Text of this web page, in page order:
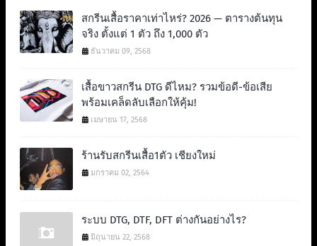
สกรีนเสื้อราคาเท่าไหร่? 2026 — ตารางต้นทุน
จริง ตั้งแต่ 1 ตัว ถึง 1,000 ตัว
ธันวาคม 09, 2568
เสื้อขาวสกรีน DTG ดีไหม? รวมข้อดี-ข้อเสีย
พร้อมเคล็ดลับเลือกให้คุ้ม!
เมษายน 17, 2568
ร้านรับสกรีนเสื้อ1ตัว เชียงใหม่
มกราคม 02, 2564
ระบบ DTG, DTF, DFT ต่างกันอย่างไร?
มิถุนายน 22, 2568